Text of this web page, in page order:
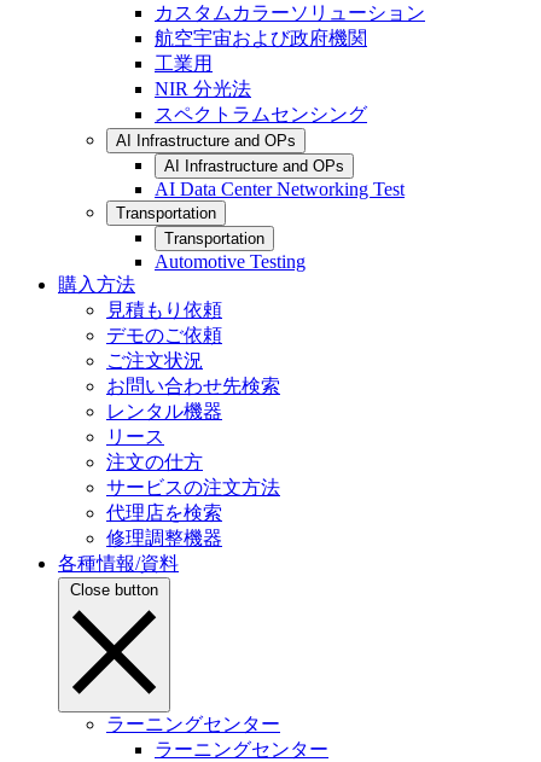
カスタムカラーソリューション
航空宇宙および政府機関
工業用
NIR 分光法
スペクトラムセンシング
AI Infrastructure and OPs
AI Infrastructure and OPs
AI Data Center Networking Test
Transportation
Transportation
Automotive Testing
購入方法
見積もり依頼
デモのご依頼
ご注文状況
お問い合わせ先検索
レンタル機器
リース
注文の仕方
サービスの注文方法
代理店を検索
修理調整機器
各種情報/資料
Close button
ラーニングセンター
ラーニングセンター